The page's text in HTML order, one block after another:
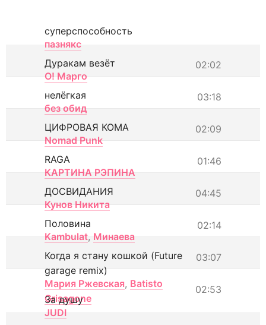
суперспособность
пазнякс
02:02
Дуракам везёт
О! Марго
03:18
нелёгкая
без обид
02:09
ЦИФРОВАЯ КОМА
Nomad Punk
01:46
RAGA
КАРТИНА РЭПИНА
04:45
ДОСВИДАНИЯ
Кунов Никита
02:14
Половина
Kambulat, Минаева
03:07
Когда я стану кошкой (Future
garage remix)
Мария Ржевская, Batisto
Grisagone
02:53
За душу
JUDI